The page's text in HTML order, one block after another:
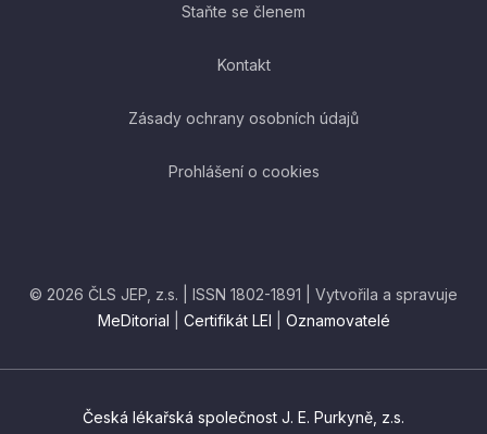
Staňte se členem
Kontakt
Zásady ochrany osobních údajů
Prohlášení o cookies
© 2026 ČLS JEP, z.s. | ISSN 1802-1891 | Vytvořila a spravuje
MeDitorial
Certifikát LEI Oznamovatelé
Česká lékařská společnost J. E. Purkyně, z.s.